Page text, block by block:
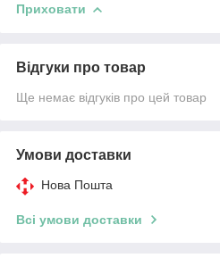
Приховати
Відгуки про товар
Ще немає відгуків про цей товар
Умови доставки
Нова Пошта
Всі умови доставки